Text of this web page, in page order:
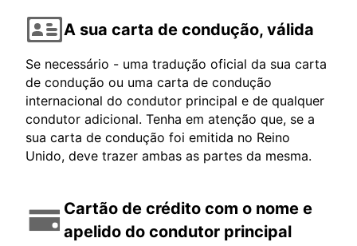
A sua carta de condução, válida
Se necessário - uma tradução oficial da sua carta
de condução ou uma carta de condução
internacional do condutor principal e de qualquer
condutor adicional. Tenha em atenção que, se a
sua carta de condução foi emitida no Reino
Unido, deve trazer ambas as partes da mesma.
Cartão de crédito com o nome e
apelido do condutor principal